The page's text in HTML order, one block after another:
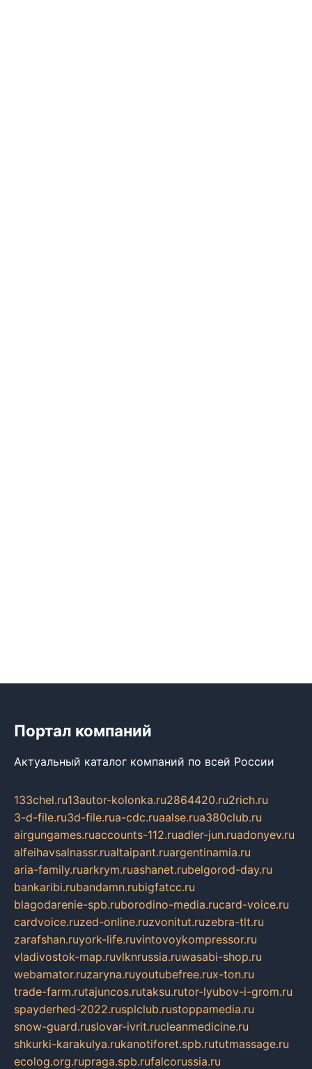
Портал компаний
Актуальный каталог компаний по всей России
133chel.ru13autor-kolonka.ru2864420.ru2rich.ru
3-d-file.ru3d-file.rua-cdc.ruaalse.rua380club.ru
airgungames.ruaccounts-112.ruadler-jun.ruadonyev.ru
alfeihavsalnassr.rualtaipant.ruargentinamia.ru
aria-family.ruarkrym.ruashanet.rubelgorod-day.ru
bankaribi.rubandamn.rubigfatcc.ru
blagodarenie-spb.ruborodino-media.rucard-voice.ru
cardvoice.ruzed-online.ruzvonitut.ruzebra-tlt.ru
zarafshan.ruyork-life.ruvintovoykompressor.ru
vladivostok-map.ruvlknrussia.ruwasabi-shop.ru
webamator.ruzaryna.ruyoutubefree.rux-ton.ru
trade-farm.rutajuncos.rutaksu.rutor-lyubov-i-grom.ru
spayderhed-2022.rusplclub.rustoppamedia.ru
snow-guard.ruslovar-ivrit.rucleanmedicine.ru
shkurki-karakulya.rukanotiforet.spb.rututmassage.ru
ecolog.org.rupraga.spb.rufalcorussia.ru